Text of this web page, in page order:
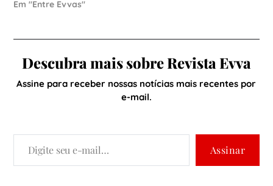
Em "Entre Evvas"
Descubra mais sobre Revista Evva
Assine para receber nossas notícias mais recentes por
e-mail.
Assinar